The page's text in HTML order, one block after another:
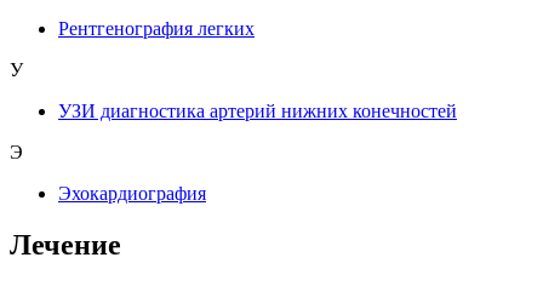
Рентгенография легких
У
УЗИ диагностика артерий нижних конечностей
Э
Эхокардиография
Лечение